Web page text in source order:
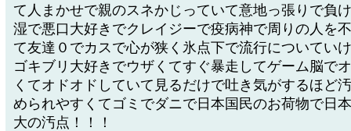
て人まかせで親のスネかじっていて意地っ張りで負
湿で悪口大好きでクレイジーで疫病神で周りの人を
て友達０でカスで心が狭く氷点下で流行についてい
ゴキブリ大好きでウザくてすぐ暴走してゲーム脳で
くてオドオドしていて見るだけで吐き気がするほど
められやすくてゴミでダニで日本国民のお荷物で日
大の汚点！！！